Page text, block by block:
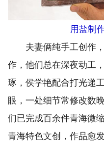
用盐制
夫妻俩纯手工创作，
作，他们总在深夜动工
琢，侯学艳配合打光递
眼，一处细节常修改数
们已完成百余件青海微
青海特色文创，作品愈发